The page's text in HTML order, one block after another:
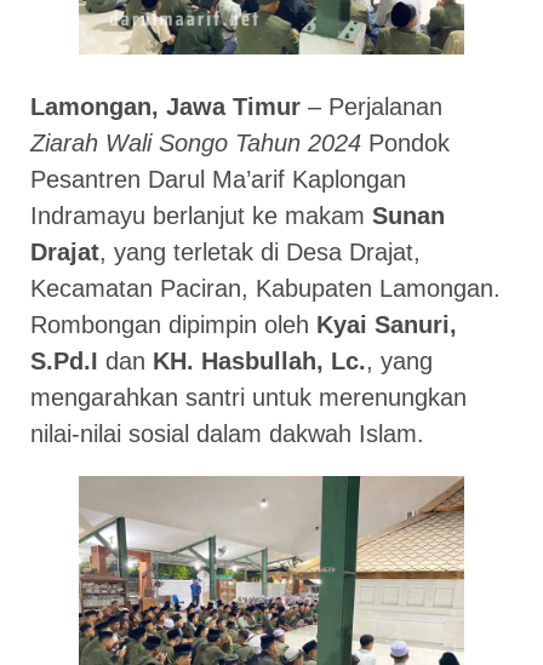
Lamongan, Jawa Timur – Perjalanan
Ziarah Wali Songo Tahun 2024 Pondok
Pesantren Darul Ma’arif Kaplongan
Indramayu berlanjut ke makam Sunan
Drajat, yang terletak di Desa Drajat,
Kecamatan Paciran, Kabupaten Lamongan.
Rombongan dipimpin oleh Kyai Sanuri,
S.Pd.I dan KH. Hasbullah, Lc., yang
mengarahkan santri untuk merenungkan
nilai-nilai sosial dalam dakwah Islam.